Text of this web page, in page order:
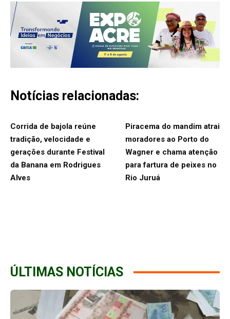
Notícias relacionadas:
Corrida de bajola reúne
tradição, velocidade e
gerações durante Festival
da Banana em Rodrigues
Alves
Piracema do mandim atrai
moradores ao Porto do
Wagner e chama atenção
para fartura de peixes no
Rio Juruá
ÚLTIMAS NOTÍCIAS